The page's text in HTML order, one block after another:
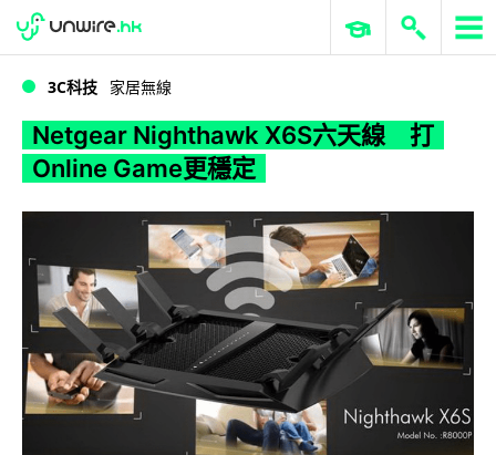
WWDC 2026 ERP 與商業 AI
3C科技 家居無線
Netgear Nighthawk X6S六天線 打
Online Game更穩定